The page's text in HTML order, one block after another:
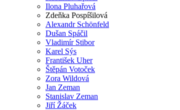
Ilona Pluhařová
Zdeňka Pospíšilová
Alexandr Schönfeld
Dušan Spáčil
Vladimír Stibor
Karel Sýs
František Uher
Štěpán Votoček
Zora Wildová
Jan Zeman
Stanislav Zeman
Jiří Žáček